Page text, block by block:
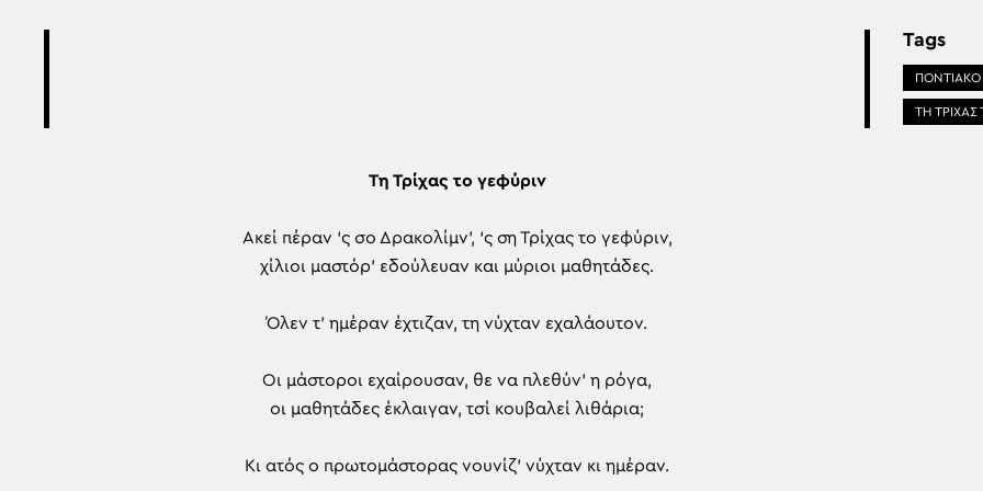
Τη Τρίχας το γεφύριν
Ακεί πέραν ‘ς σο Δρακολίμν’, ‘ς ση Τρίχας το γεφύριν,
χίλιοι μαστόρ’ εδούλευαν και μύριοι μαθητάδες.
Όλεν τ’ ημέραν έχτιζαν, τη νύχταν εχαλάουτον.
Οι μάστοροι εχαίρουσαν, θε να πλεθύν’ η ρόγα,
οι μαθητάδες έκλαιγαν, τσί κουβαλεί λιθάρια;
Κι ατός ο πρωτομάστορας νουνίζ’ νύχταν κι ημέραν.
Tags
ΠΟΝΤΙΑΚΟ
ΤΗ ΤΡΙΧΑΣ